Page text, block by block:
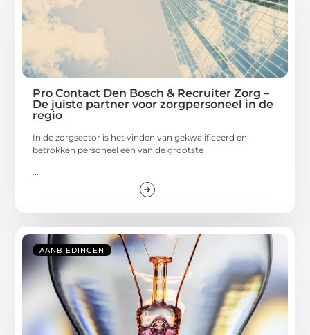
Pro Contact Den Bosch & Recruiter Zorg –
De juiste partner voor zorgpersoneel in de
regio
In de zorgsector is het vinden van gekwalificeerd en
betrokken personeel een van de grootste
...
AANBIEDINGEN